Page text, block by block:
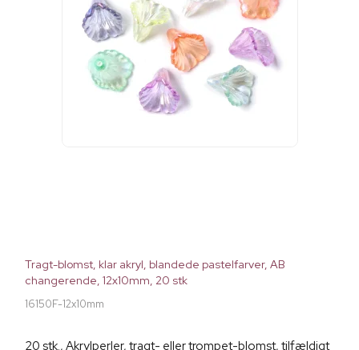
Tragt-blomst, klar akryl, blandede pastelfarver, AB
changerende, 12x10mm, 20 stk
16150F-12x10mm
20 stk., Akrylperler, tragt- eller trompet-blomst, tilfældigt